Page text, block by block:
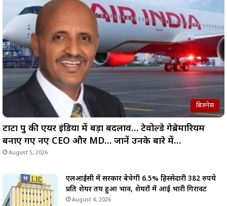
बिज़नेस
टाटा ग्रुप की एयर इंडिया में बड़ा बदलाव… टेवोल्डे गेब्रेमारियम
बनाए गए नए CEO और MD… जानें उनके बारे में…
August 5, 2026
एलआईसी में सरकार बेचेगी 6.5% हिस्सेदारी 382 रुपये
प्रति शेयर तय हुआ भाव, शेयरों में आई भारी गिरावट
August 4, 2026